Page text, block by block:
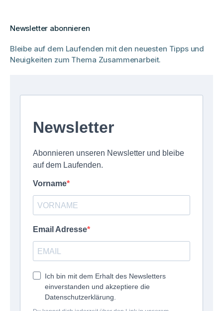
Newsletter abonnieren
Bleibe auf dem Laufenden mit den neuesten Tipps und
Neuigkeiten zum Thema Zusammenarbeit.